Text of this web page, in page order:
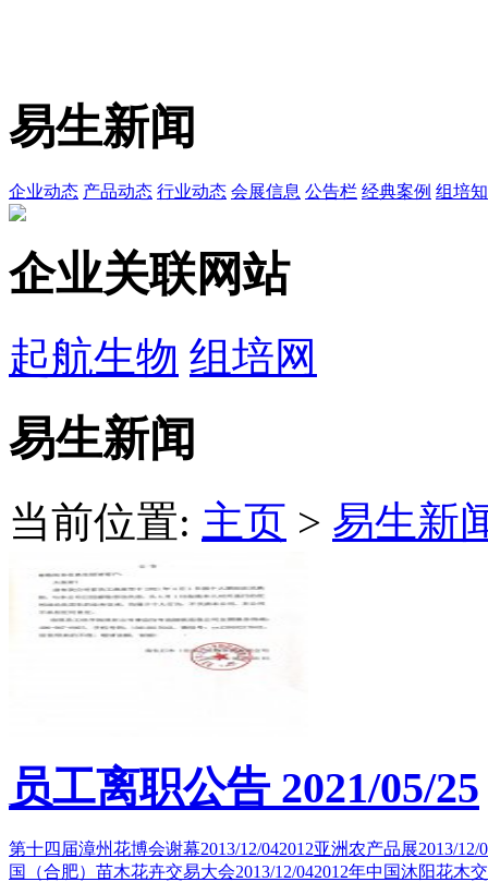
易生新闻
企业动态 产品动态 行业动态 会展信息 公告栏 经典案例 组培
企业关联网站
起航生物 组培网
易生新闻
当前位置: 主页 > 易生新
员工离职公告 2021/05/25
第十四届漳州花博会谢幕2013/12/042012亚洲农产品展2013/12/
国（合肥）苗木花卉交易大会2013/12/042012年中国沐阳花木